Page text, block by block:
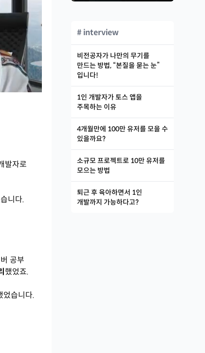
발자로
니다.
공부
했었죠.
었습니다.
# interview
비전공자가 나만의 무기를
만드는 방법, “본질을 묻는 눈”
입니다!
1인 개발자가 토스 앱을
주목하는 이유
4개월만에 100만 유저를 모을 수
있을까요?
소규모 프로젝트로 10만 유저를
모으는 방법
퇴근 후 육아하면서 1인
개발까지 가능하다고?